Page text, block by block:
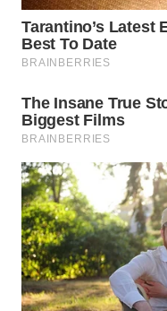
BOGOR
DEPOK
TAPANULI
UTARA
WN
SAMOSIR
WN